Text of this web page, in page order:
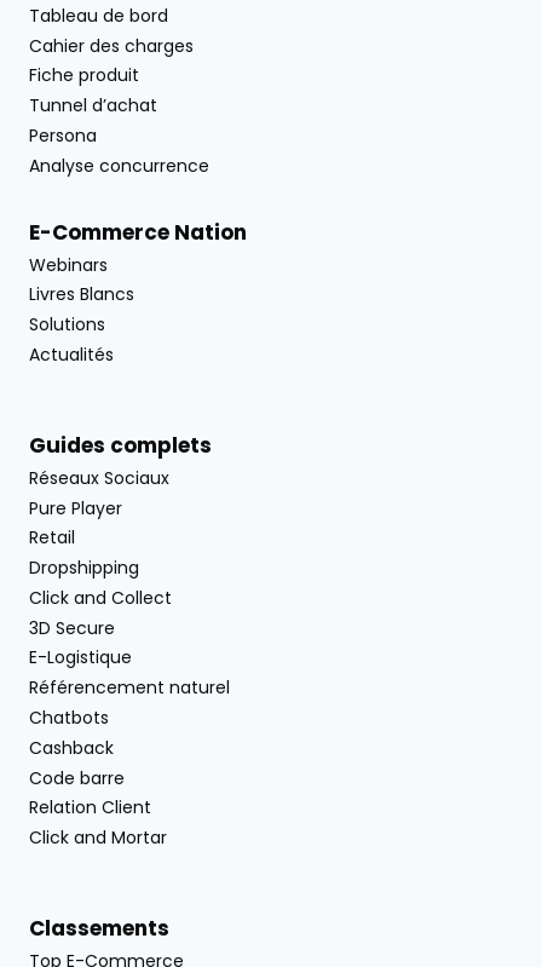
Tableau de bord
Cahier des charges
Fiche produit
Tunnel d’achat
Persona
Analyse concurrence
E-Commerce Nation
Webinars
Livres Blancs
Solutions
Actualités
Guides complets
Réseaux Sociaux
Pure Player
Retail
Dropshipping
Click and Collect
3D Secure
E-Logistique
Référencement naturel
Chatbots
Cashback
Code barre
Relation Client
Click and Mortar
Classements
Top E-Commerce